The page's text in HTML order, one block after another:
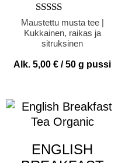
Arvostelu
tuotteesta:
5.00
Maustettu musta tee |
Kukkainen, raikas ja
sitruksinen
Alk.5,00€ / 50 g pussi
ENGLISH